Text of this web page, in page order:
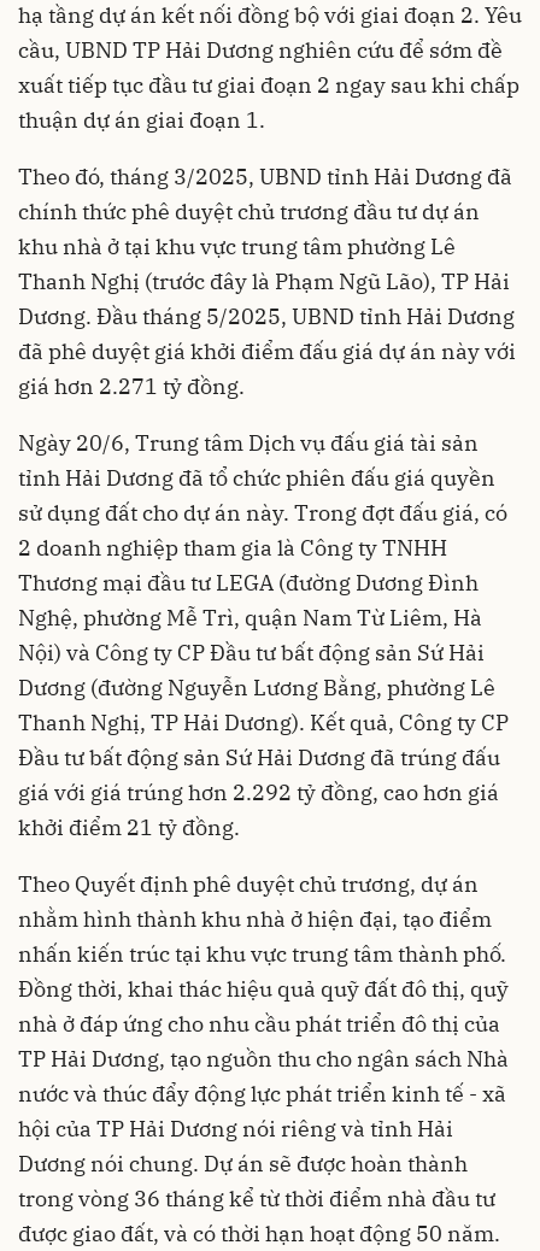
hạ tầng dự án kết nối đồng bộ với giai đoạn 2. Yêu
cầu, UBND TP Hải Dương nghiên cứu để sớm đề
xuất tiếp tục đầu tư giai đoạn 2 ngay sau khi chấp
thuận dự án giai đoạn 1.
Theo đó, tháng 3/2025, UBND tỉnh Hải Dương đã
chính thức phê duyệt chủ trương đầu tư dự án
khu nhà ở tại khu vực trung tâm phường Lê
Thanh Nghị (trước đây là Phạm Ngũ Lão), TP Hải
Dương. Đầu tháng 5/2025, UBND tỉnh Hải Dương
đã phê duyệt giá khởi điểm đấu giá dự án này với
giá hơn 2.271 tỷ đồng.
Ngày 20/6, Trung tâm Dịch vụ đấu giá tài sản
tỉnh Hải Dương đã tổ chức phiên đấu giá quyền
sử dụng đất cho dự án này. Trong đợt đấu giá, có
2 doanh nghiệp tham gia là Công ty TNHH
Thương mại đầu tư LEGA (đường Dương Đình
Nghệ, phường Mễ Trì, quận Nam Từ Liêm, Hà
Nội) và Công ty CP Đầu tư bất động sản Sứ Hải
Dương (đường Nguyễn Lương Bằng, phường Lê
Thanh Nghị, TP Hải Dương). Kết quả, Công ty CP
Đầu tư bất động sản Sứ Hải Dương đã trúng đấu
giá với giá trúng hơn 2.292 tỷ đồng, cao hơn giá
khởi điểm 21 tỷ đồng.
Theo Quyết định phê duyệt chủ trương, dự án
nhằm hình thành khu nhà ở hiện đại, tạo điểm
nhấn kiến trúc tại khu vực trung tâm thành phố.
Đồng thời, khai thác hiệu quả quỹ đất đô thị, quỹ
nhà ở đáp ứng cho nhu cầu phát triển đô thị của
TP Hải Dương, tạo nguồn thu cho ngân sách Nhà
nước và thúc đẩy động lực phát triển kinh tế - xã
hội của TP Hải Dương nói riêng và tỉnh Hải
Dương nói chung. Dự án sẽ được hoàn thành
trong vòng 36 tháng kể từ thời điểm nhà đầu tư
được giao đất, và có thời hạn hoạt động 50 năm.